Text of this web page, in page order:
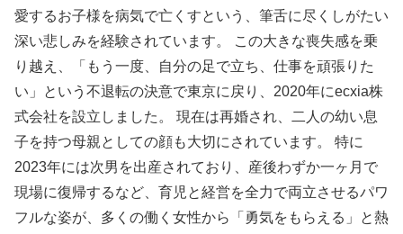
愛するお子様を病気で亡くすという、筆舌に尽くしがたい
深い悲しみを経験されています。 この大きな喪失感を乗
り越え、「もう一度、自分の足で立ち、仕事を頑張りた
い」という不退転の決意で東京に戻り、2020年にecxia株
式会社を設立しました。 現在は再婚され、二人の幼い息
子を持つ母親としての顔も大切にされています。 特に
2023年には次男を出産されており、産後わずか一ヶ月で
現場に復帰するなど、育児と経営を全力で両立させるパワ
フルな姿が、多くの働く女性から「勇気をもらえる」と熱